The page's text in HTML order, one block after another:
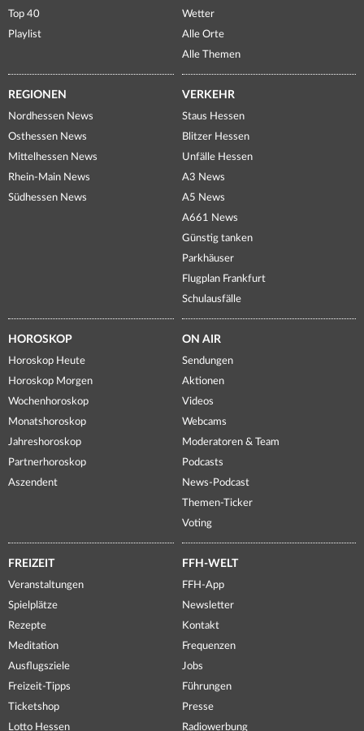
Top 40
Playlist
Wetter
Alle Orte
Alle Themen
REGIONEN
Nordhessen News
Osthessen News
Mittelhessen News
Rhein-Main News
Südhessen News
VERKEHR
Staus Hessen
Blitzer Hessen
Unfälle Hessen
A3 News
A5 News
A661 News
Günstig tanken
Parkhäuser
Flugplan Frankfurt
Schulausfälle
HOROSKOP
Horoskop Heute
Horoskop Morgen
Wochenhoroskop
Monatshoroskop
Jahreshoroskop
Partnerhoroskop
Aszendent
ON AIR
Sendungen
Aktionen
Videos
Webcams
Moderatoren & Team
Podcasts
News-Podcast
Themen-Ticker
Voting
FREIZEIT
Veranstaltungen
Spielplätze
Rezepte
Meditation
Ausflugsziele
Freizeit-Tipps
Ticketshop
Lotto Hessen
FFH-WELT
FFH-App
Newsletter
Kontakt
Frequenzen
Jobs
Führungen
Presse
Radiowerbung